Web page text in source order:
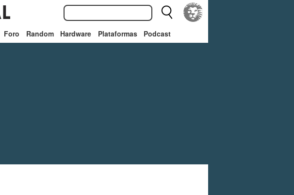
Foro Random Hardware Plataformas Podcast